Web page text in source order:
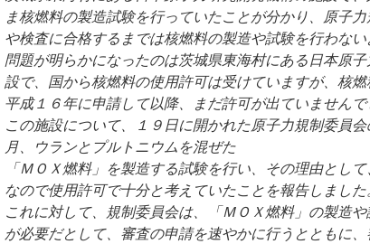
ま核燃料の製造試験を行っていたことが分かり、原子
や検査に合格するまでは核燃料の製造や試験を行わない
問題が明らかになったのは茨城県東海村にある日本原
設で、国から核燃料の使用許可は受けていますが、核
平成１６年に申請して以降、まだ許可が出ていませんで
この施設について、１９日に開かれた原子力規制委員
月、ウランとプルトニウムを混ぜた
「ＭＯＸ燃料」を製造する試験を行い、その理由とし
なので使用許可で十分と考えていたことを報告しました
これに対して、規制委員会は、「ＭＯＸ燃料」の製造
が必要だとして、審査の申請を速やかに行うとともに